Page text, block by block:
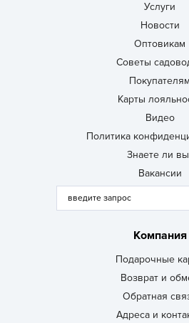
Услуги
Новости
Оптовикам
Советы
Покупателям
Карты
Видео
Политика
Знаете ли
Вакансии
Компания
Подарочные
Возврат и
Обратная
Адреса и